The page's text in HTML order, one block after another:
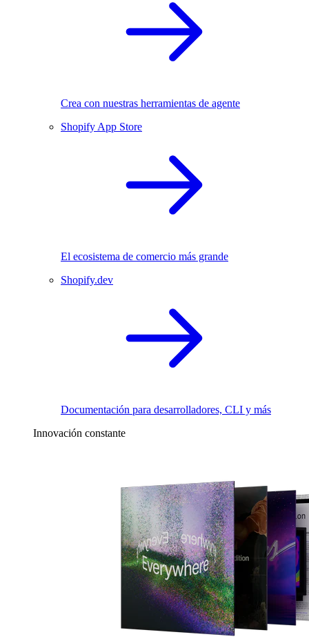
Crea con nuestras herramientas de agente
Shopify App Store
El ecosistema de comercio más grande
Shopify.dev
Documentación para desarrolladores, CLI y más
Innovación constante